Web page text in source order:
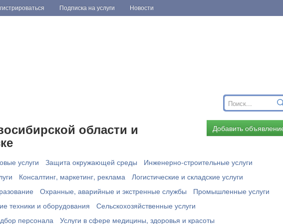
Подписка на услуги Новости
области и Добавить
услуги Защита окружающей среды
Инженерно-строительные услуги
Консалтинг, маркетинг, реклама
Логистические и складские услуги
Охранные, аварийные и экстренные службы
Промышленные услуги
техники и оборудования
Сельскохозяйственные услуги
персонала
Услуги в сфере медицины, здоровья и красоты